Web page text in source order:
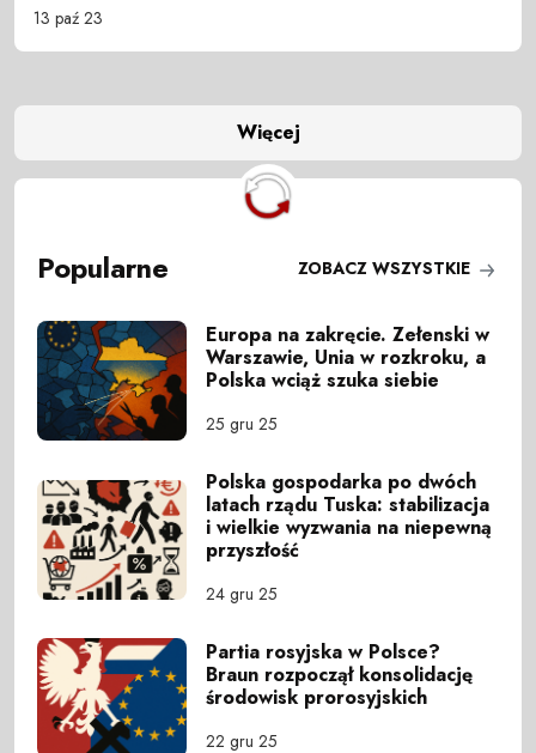
13 paź 23
Więcej
Popularne ZOBACZ WSZYSTKIE
Europa na zakręcie. Zełenski w
Warszawie, Unia w rozkroku, a
Polska wciąż szuka siebie
25 gru 25
Polska gospodarka po dwóch
latach rządu Tuska: stabilizacja
i wielkie wyzwania na niepewną
przyszłość
24 gru 25
Partia rosyjska w Polsce?
Braun rozpoczął konsolidację
środowisk prorosyjskich
22 gru 25